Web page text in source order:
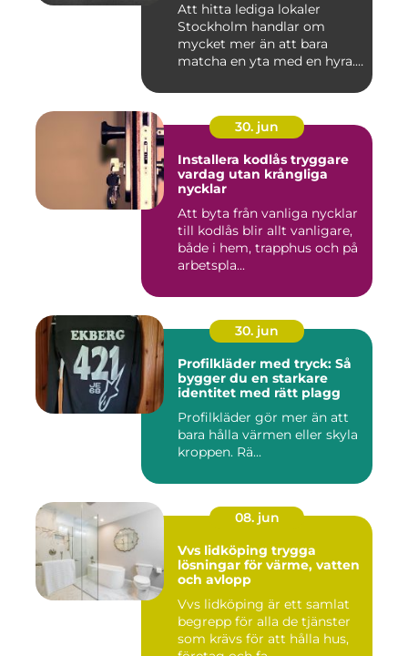
Att hitta lediga lokaler
Stockholm handlar om
mycket mer än att bara
matcha en yta med en hyra.
30. jun
Installera kodlås tryggare
vardag utan krångliga
nycklar
Att byta från vanliga nycklar
till kodlås blir allt vanligare,
både i hem, trapphus och på
arbetspla...
30. jun
Profilkläder med tryck: Så
bygger du en starkare
identitet med rätt plagg
Profilkläder gör mer än att
bara hålla värmen eller skyla
kroppen. Rä...
08. jun
Vvs lidköping trygga
lösningar för värme, vatten
och avlopp
Vvs lidköping är ett samlat
begrepp för alla de tjänster
som krävs för att hålla hus,